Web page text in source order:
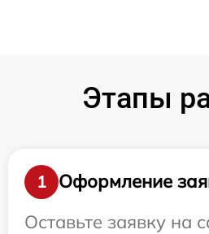
Этапы
1
Оформление
Оставьте заявку на